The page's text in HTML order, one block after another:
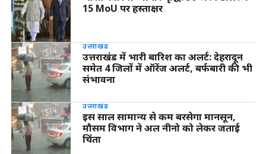
15 MoU पर हस्ताक्षर
उत्तराखंड
उत्तराखंड में भारी बारिश का अलर्ट: देहरादून
समेत 4 जिलों में ऑरेंज अलर्ट, बर्फबारी की भी
संभावना
उत्तराखंड
इस साल सामान्य से कम बरसेगा मानसून,
मौसम विभाग ने अल नीनो को लेकर जताई
चिंता